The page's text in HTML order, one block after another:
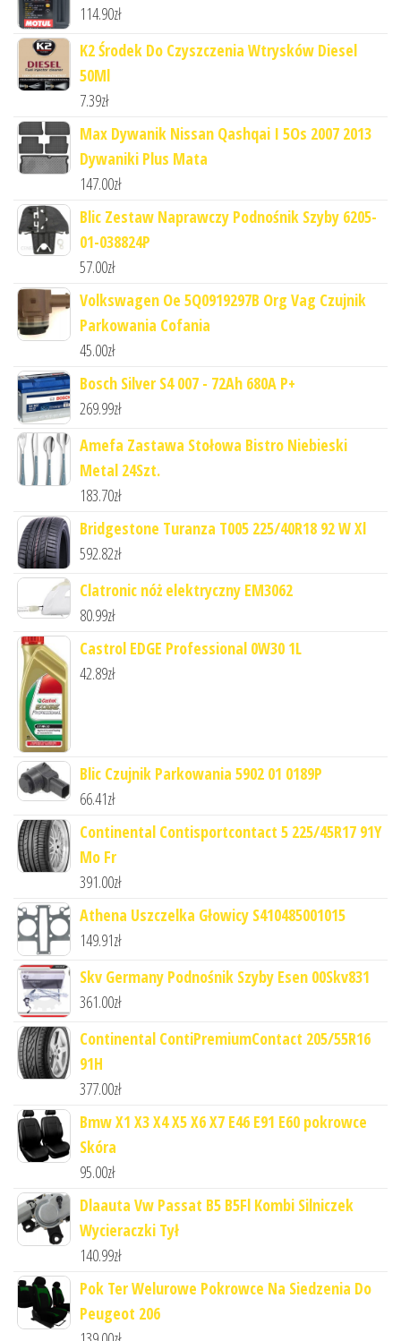
114.90zł
K2 Środek Do Czyszczenia Wtrysków Diesel
50Ml
7.39zł
Max Dywanik Nissan Qashqai I 5Os 2007 2013
Dywaniki Plus Mata
147.00zł
Blic Zestaw Naprawczy Podnośnik Szyby 6205-
01-038824P
57.00zł
Volkswagen Oe 5Q0919297B Org Vag Czujnik
Parkowania Cofania
45.00zł
Bosch Silver S4 007 - 72Ah 680A P+
269.99zł
Amefa Zastawa Stołowa Bistro Niebieski
Metal 24Szt.
183.70zł
Bridgestone Turanza T005 225/40R18 92 W Xl
592.82zł
Clatronic nóż elektryczny EM3062
80.99zł
Castrol EDGE Professional 0W30 1L
42.89zł
Blic Czujnik Parkowania 5902 01 0189P
66.41zł
Continental Contisportcontact 5 225/45R17 91Y
Mo Fr
391.00zł
Athena Uszczelka Głowicy S410485001015
149.91zł
Skv Germany Podnośnik Szyby Esen 00Skv831
361.00zł
Continental ContiPremiumContact 205/55R16
91H
377.00zł
Bmw X1 X3 X4 X5 X6 X7 E46 E91 E60 pokrowce
Skóra
95.00zł
Dlaauta Vw Passat B5 B5Fl Kombi Silniczek
Wycieraczki Tył
140.99zł
Pok Ter Welurowe Pokrowce Na Siedzenia Do
Peugeot 206